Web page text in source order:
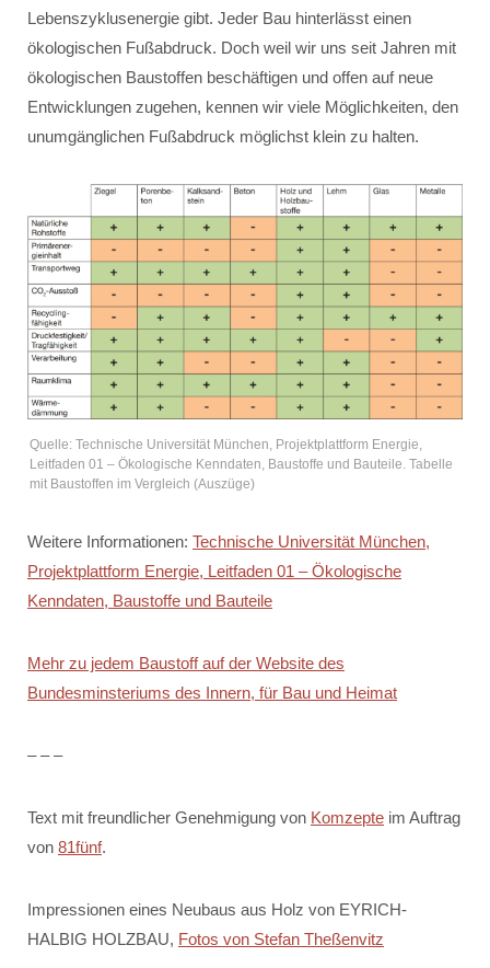
Lebenszyklusenergie gibt. Jeder Bau hinterlässt einen
ökologischen Fußabdruck. Doch weil wir uns seit Jahren mit
ökologischen Baustoffen beschäftigen und offen auf neue
Entwicklungen zugehen, kennen wir viele Möglichkeiten, den
unumgänglichen Fußabdruck möglichst klein zu halten.
Quelle: Technische Universität München, Projektplattform Energie,
Leitfaden 01 – Ökologische Kenndaten, Baustoffe und Bauteile. Tabelle
mit Baustoffen im Vergleich (Auszüge)
Weitere Informationen: Technische Universität München,
Projektplattform Energie, Leitfaden 01 – Ökologische
Kenndaten, Baustoffe und Bauteile
Mehr zu jedem Baustoff auf der Website des
Bundesminsteriums des Innern, für Bau und Heimat
– – –
Text mit freundlicher Genehmigung von Komzepte im Auftrag
von 81fünf.
Impressionen eines Neubaus aus Holz von EYRICH-
HALBIG HOLZBAU, Fotos von Stefan Theßenvitz